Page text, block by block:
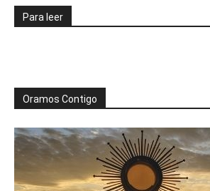
Para leer
Oramos Contigo